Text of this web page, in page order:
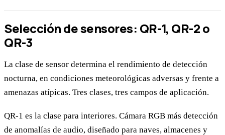
Selección de sensores: QR-1, QR-2 o
QR-3
La clase de sensor determina el rendimiento de detección
nocturna, en condiciones meteorológicas adversas y frente a
amenazas atípicas. Tres clases, tres campos de aplicación.
QR-1 es la clase para interiores. Cámara RGB más detección
de anomalías de audio, diseñado para naves, almacenes y